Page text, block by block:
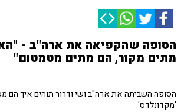
הסופה שהקפיאה את ארה"ב -
מתים מקור, הם מתים מטמטום"
הסופה השביתה את ארה"ב ושי ודרור תוהים איך הם
'מקדונלדס'